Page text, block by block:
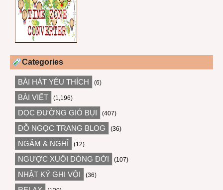
Categories
BÀI HÁT YÊU THÍCH (6)
BÀI VIẾT (1,196)
DỌC ĐƯỜNG GIÓ BỤI (407)
ĐỖ NGỌC TRANG BLOG (36)
NGẪM & NGHĨ (12)
NGƯỢC XUÔI DÒNG ĐỜI (107)
NHẬT KÝ GHI VỘI (36)